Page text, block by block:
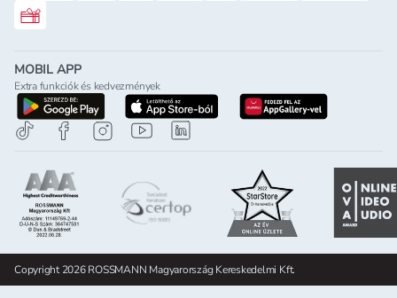
Rossmann ajándékkártya
MOBIL APP
Extra funkciók és kedvezmények
letöltés a google-play-rölletöltés az app-store-ból
letöltés
Copyright 2026 ROSSMANN Magyarország Kereskedelmi Kft.